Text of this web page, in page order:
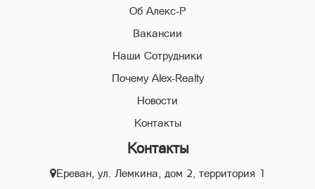
времени совершить любые виды сделок в сфере
Благодаря соответствующей высокой квалификации и
всестороннему многолетнему опыту, профессиональный
персонал компании “Алекс-Р” поможет Вам совершить
избегая высоких рисков в ходе совершения сделок и
сведения их к минимуму.
Сотрудники юридического отдела “Алекс-Р” обеспечат
Об Алекс-Р
Вакансии
Наши Сотрудники
Почему Alex-Realty
Новости
Контакты
Контакты
Ереван, ул. Лемкина, дом 2, территория 1